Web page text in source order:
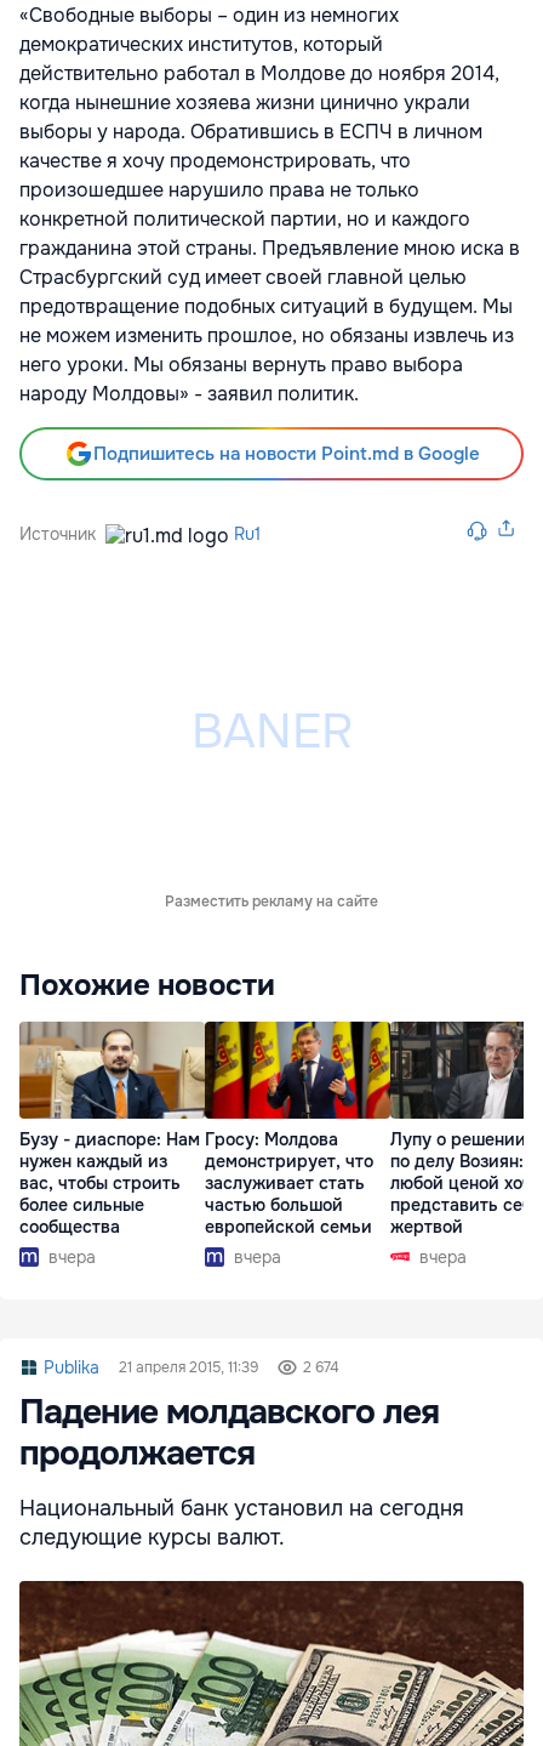
«Свободные выборы – один из немногих
демократических институтов, который
действительно работал в Молдове до ноября 2014,
когда нынешние хозяева жизни цинично украли
выборы у народа. Обратившись в ЕСПЧ в личном
качестве я хочу продемонстрировать, что
произошедшее нарушило права не только
конкретной политической партии, но и каждого
гражданина этой страны. Предъявление мною иска в
Страсбургский суд имеет своей главной целью
предотвращение подобных ситуаций в будущем. Мы
не можем изменить прошлое, но обязаны извлечь из
него уроки. Мы обязаны вернуть право выбора
народу Молдовы» - заявил политик.
Подпишитесь на новости Point.md в Google
Источник Ru1
Разместить рекламу на сайте
Похожие новости
Бузу - диаспоре: Нам
нужен каждый из
вас, чтобы строить
более сильные
сообщества
вчера
Гросу: Молдова
демонстрирует, что
заслуживает стать
частью большой
европейской семьи
вчера
Лупу о решении
по делу Возиян:
любой ценой
представить себя
жертвой
вчера
Publika 21 апреля 2015, 11:39 2 674
Падение молдавского лея
продолжается
Национальный банк установил на сегодня
следующие курсы валют.